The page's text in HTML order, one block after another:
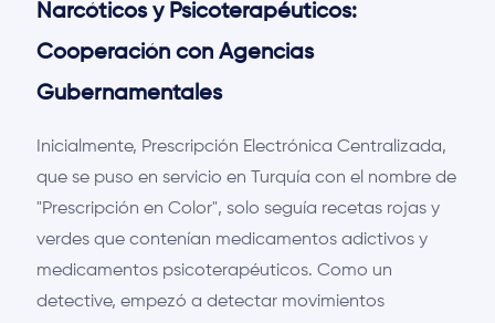
Narcóticos y Psicoterapéuticos:
Cooperación con Agencias
Gubernamentales
Inicialmente, Prescripción Electrónica Centralizada,
que se puso en servicio en Turquía con el nombre de
"Prescripción en Color", solo seguía recetas rojas y
verdes que contenían medicamentos adictivos y
medicamentos psicoterapéuticos. Como un
detective, empezó a detectar movimientos